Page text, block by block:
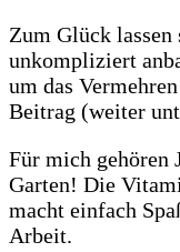
Zum Glück lassen
unkompliziert
um das
Beitrag (weiter
Für mich gehören
Garten! Die
macht einfach
Arbeit.